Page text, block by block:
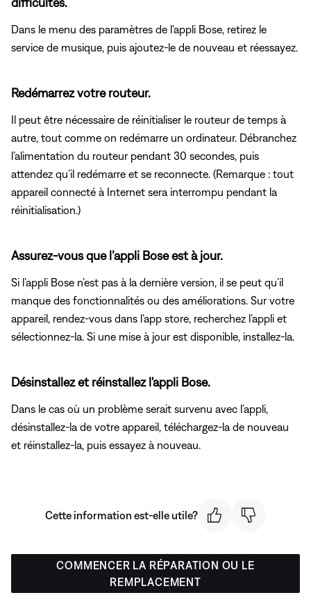
Dans le menu des paramètres de l'appli Bose, retirez le
service de musique, puis ajoutez-le de nouveau et réessayez.
Redémarrez votre routeur.
Il peut être nécessaire de réinitialiser le routeur de temps à
autre, tout comme on redémarre un ordinateur. Débranchez
l’alimentation du routeur pendant 30 secondes, puis
attendez qu’il redémarre et se reconnecte. (Remarque : tout
appareil connecté à Internet sera interrompu pendant la
réinitialisation.)
Assurez-vous que l’appli Bose est à jour.
Si l’appli Bose n’est pas à la dernière version, il se peut qu’il
manque des fonctionnalités ou des améliorations. Sur votre
appareil, rendez-vous dans l’app store, recherchez l’appli et
sélectionnez-la. Si une mise à jour est disponible, installez-la.
Désinstallez et réinstallez l'appli Bose.
Dans le cas où un problème serait survenu avec l’appli,
désinstallez-la de votre appareil, téléchargez-la de nouveau
et réinstallez-la, puis essayez à nouveau.
Cette information est-elle utile?
COMMENCER LA RÉPARATION OU LE
REMPLACEMENT